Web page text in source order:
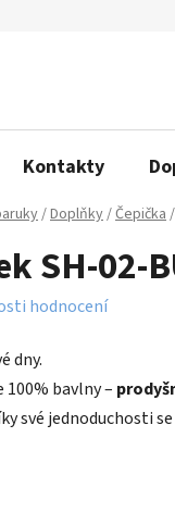
Kontakty
/Doplňky/Čepička/
SH-02-
hodnocení
dny.
bavlny –
své jednoduchosti